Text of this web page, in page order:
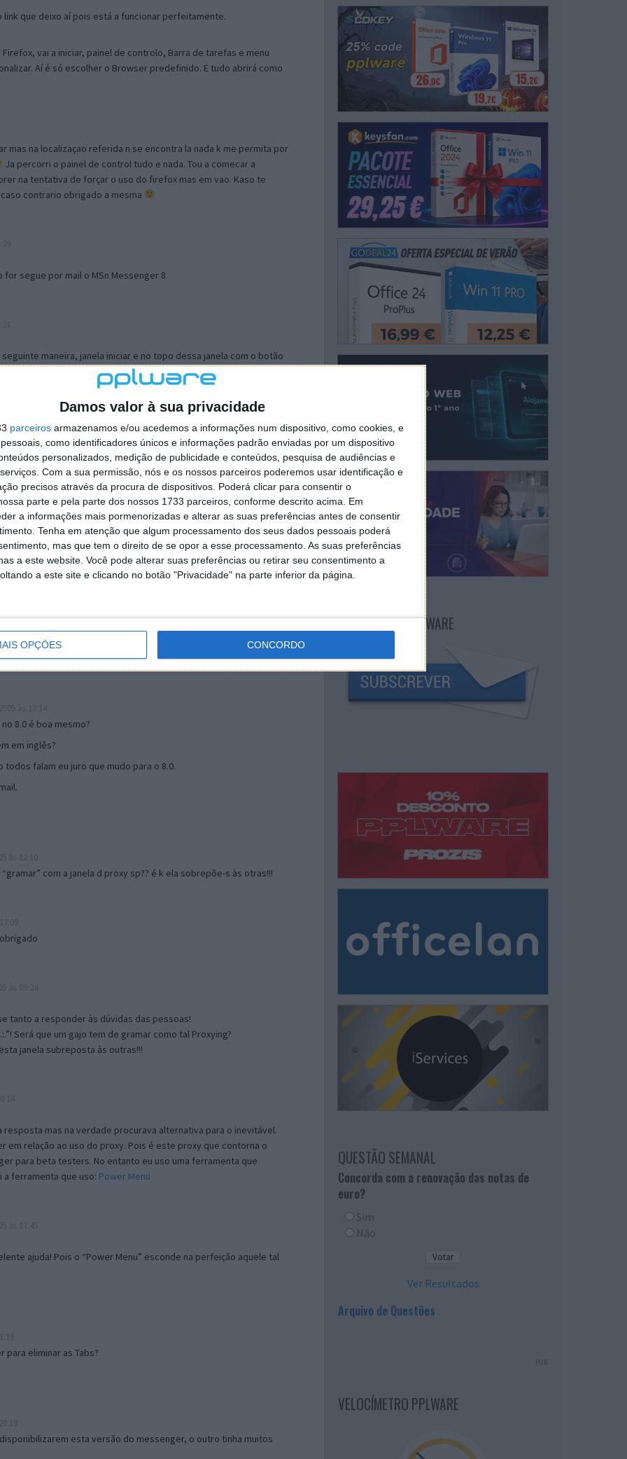
Damos valor à sua privacidade
parceiros armazenamos e/ou acedemos a informações num dispositivo, como cookies, e
como identificadores únicos e informações padrão enviadas por um dispositivo
personalizados, medição de publicidade e conteúdos, pesquisa de audiências e
Com a sua permissão, nós e os nossos parceiros poderemos usar identificação e
precisos através da procura de dispositivos. Poderá clicar para consentir o
parte e pela parte dos nossos 1733 parceiros, conforme descrito acima. Em
a informações mais pormenorizadas e alterar as suas preferências antes de consentir
Tenha em atenção que algum processamento dos seus dados pessoais poderá
mas que tem o direito de se opor a esse processamento. As suas preferências
a este website. Você pode alterar suas preferências ou retirar seu consentimento a
a este site e clicando no botão "Privacidade" na parte inferior da página.
OPÇÕES CONCORDO
que deixo aí pois está a funcionar perfeitamente.
vai a iniciar, painel de controlo, Barra de tarefas e menu
Aí é só escolher o Browser predefinido. E tudo abrirá como
mas na localizaçao referida n se encontra la nada k me permita por
Ja percorri o painel de control tudo e nada. Tou a comecar a
na tentativa de forçar o uso do firefox mas em vao. Kaso te
contrario obrigado a mesma
for segue por mail o MSn Messenger 8.
maneira, janela iniciar e no topo dessa janela com o botão
separador Menu ‘Iniciar’ clica no botão ‘Personalizar’ aí
escolheres o Browser com que queres navegar e o gestor de
ao teu Firefox e nas ferramentas ou tools escolhes ‘Opções’ ou
e logo perto do fim encontras um local para colocares um visto
é o browser predefinido.
mail algum.
17:00
8.0 é boa mesmo?
em inglês?
falam eu juro que mudo para o 8.0.
com a janela d proxy sp?? é k ela sobrepõe-s às otras!!!
tanto a responder às dúvidas das pessoas!
Será que um gajo tem de gramar como tal Proxying?
janela subreposta às outras!!!
mas na verdade procurava alternativa para o inevitável.
em relação ao uso do proxy. Pois é este proxy que contorna o
para beta testers. No entanto eu uso uma ferramenta que
ferramenta que uso: Power Menu
ajuda! Pois o “Power Menu” esconde na perfeição aquele tal
para eliminar as Tabs?
esta versão do messenger, o outro tinha muitos
NEWSLETTER PPLWARE
QUESTÃO SEMANAL
Concorda com a renovação das notas de
euro?
Sim
Não
Ver Resultados
Arquivo de Questões
PUB
VELOCÍMETRO PPLWARE